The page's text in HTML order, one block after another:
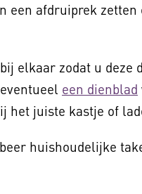
een afdruiprek
elkaar zodat u deze
een dienblad
het juiste kastje of
huishoudelijke